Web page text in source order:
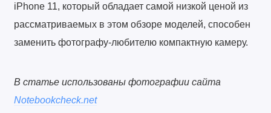
iPhone 11, который обладает самой низкой ценой из
рассматриваемых в этом обзоре моделей, способен
заменить фотографу-любителю компактную камеру.
В статье использованы фотографии сайта
Notebookcheck.net